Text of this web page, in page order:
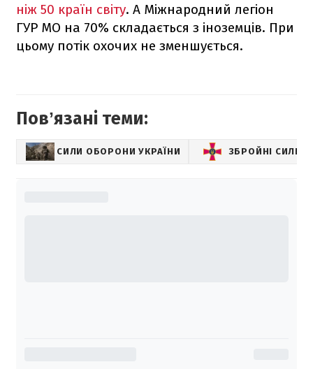
ніж 50 країн світу. А Міжнародний легіон
ГУР МО на 70% складається з іноземців. При
цьому потік охочих не зменшується.
Повʼязані теми:
СИЛИ ОБОРОНИ УКРАЇНИ ЗБРОЙНІ СИЛИ